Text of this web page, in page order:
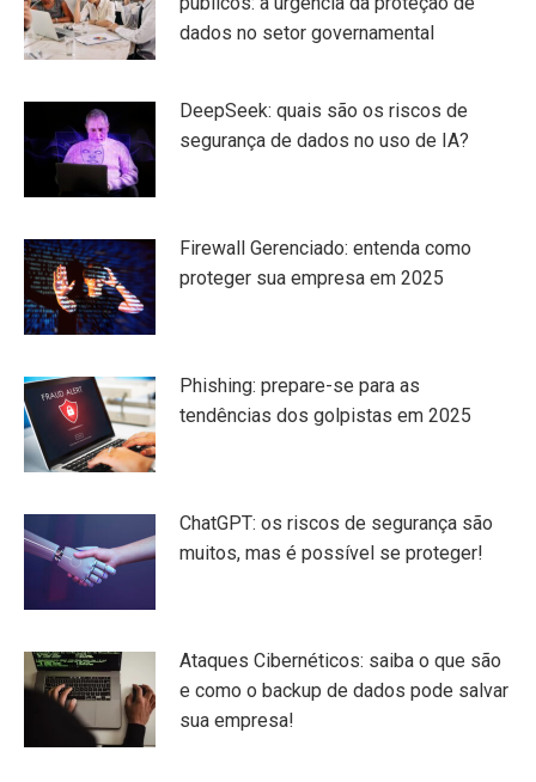
dados no setor governamental
DeepSeek: quais são os riscos de
segurança de dados no uso de IA?
Firewall Gerenciado: entenda como
proteger sua empresa em 2025
Phishing: prepare-se para as
tendências dos golpistas em 2025
ChatGPT: os riscos de segurança são
muitos, mas é possível se proteger!
Ataques Cibernéticos: saiba o que são
e como o backup de dados pode salvar
sua empresa!